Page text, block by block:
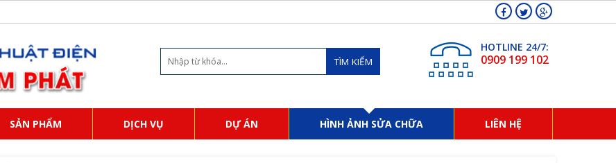
TÌM KIẾM
HOTLINE 24/7:
0909 199 102
SẢN PHẨM DỊCH VỤ DỰ ÁN HÌNH ẢNH SỬA CHỮA LIÊN HỆ